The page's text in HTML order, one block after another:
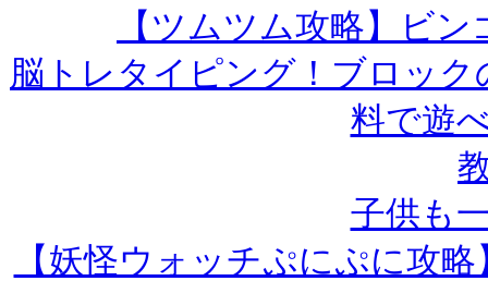
【ツムツム攻略】ビ
脳トレタイピング！ブロッ
料で遊
子供も
【妖怪ウォッチぷにぷに攻